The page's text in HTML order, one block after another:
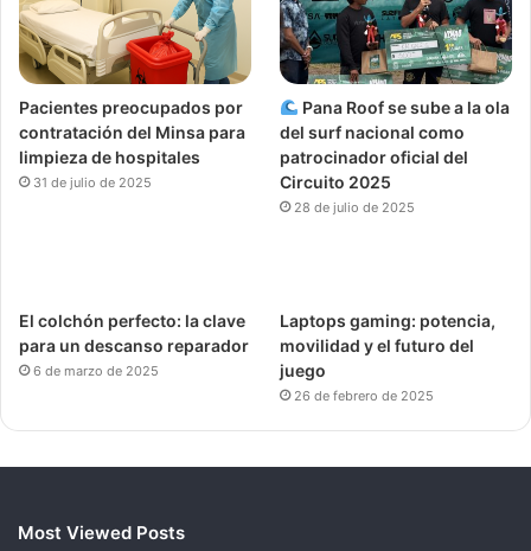
Pacientes preocupados por
contratación del Minsa para
limpieza de hospitales
31 de julio de 2025
Pana Roof se sube a la ola
del surf nacional como
patrocinador oficial del
Circuito 2025
28 de julio de 2025
El colchón perfecto: la clave
para un descanso reparador
6 de marzo de 2025
Laptops gaming: potencia,
movilidad y el futuro del
juego
26 de febrero de 2025
Most Viewed Posts